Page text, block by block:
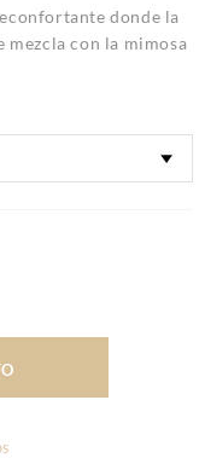
donde la
con la mimosa